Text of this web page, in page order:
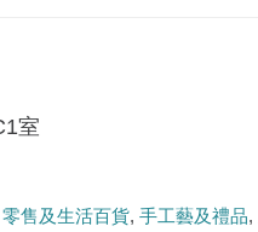
室
零售及生活百貨 手工藝及禮品